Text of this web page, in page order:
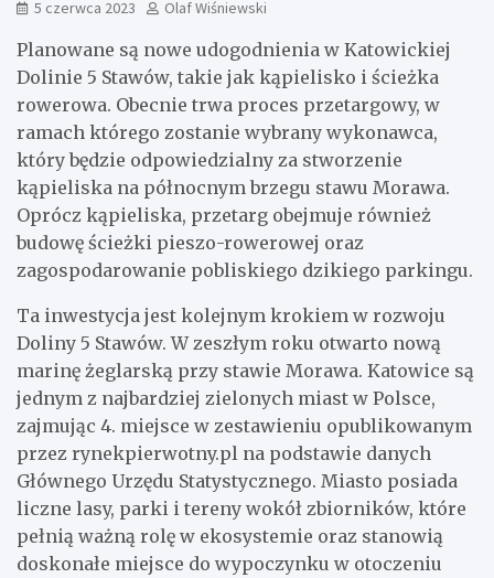
5 czerwca 2023 Olaf Wiśniewski
Planowane są nowe udogodnienia w Katowickiej
Dolinie 5 Stawów, takie jak kąpielisko i ścieżka
rowerowa. Obecnie trwa proces przetargowy, w
ramach którego zostanie wybrany wykonawca,
który będzie odpowiedzialny za stworzenie
kąpieliska na północnym brzegu stawu Morawa.
Oprócz kąpieliska, przetarg obejmuje również
budowę ścieżki pieszo-rowerowej oraz
zagospodarowanie pobliskiego dzikiego parkingu.
Ta inwestycja jest kolejnym krokiem w rozwoju
Doliny 5 Stawów. W zeszłym roku otwarto nową
marinę żeglarską przy stawie Morawa. Katowice są
jednym z najbardziej zielonych miast w Polsce,
zajmując 4. miejsce w zestawieniu opublikowanym
przez rynekpierwotny.pl na podstawie danych
Głównego Urzędu Statystycznego. Miasto posiada
liczne lasy, parki i tereny wokół zbiorników, które
pełnią ważną rolę w ekosystemie oraz stanowią
doskonałe miejsce do wypoczynku w otoczeniu